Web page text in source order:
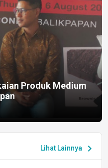
Produk Medium
Lihat Lainnya chevron_right